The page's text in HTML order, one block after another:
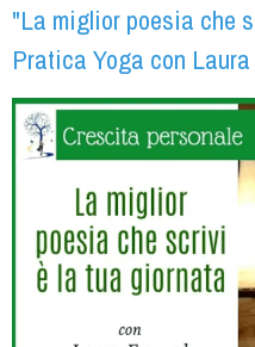
"La miglior poesia che
Pratica Yoga con